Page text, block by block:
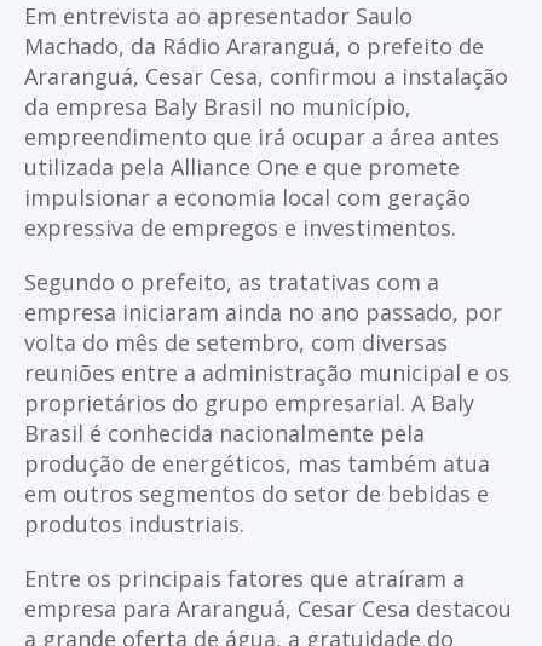
Em entrevista ao apresentador Saulo
Machado, da Rádio Araranguá, o prefeito de
Araranguá, Cesar Cesa, confirmou a instalação
da empresa Baly Brasil no município,
empreendimento que irá ocupar a área antes
utilizada pela Alliance One e que promete
impulsionar a economia local com geração
expressiva de empregos e investimentos.
Segundo o prefeito, as tratativas com a
empresa iniciaram ainda no ano passado, por
volta do mês de setembro, com diversas
reuniões entre a administração municipal e os
proprietários do grupo empresarial. A Baly
Brasil é conhecida nacionalmente pela
produção de energéticos, mas também atua
em outros segmentos do setor de bebidas e
produtos industriais.
Entre os principais fatores que atraíram a
empresa para Araranguá, Cesar Cesa destacou
a grande oferta de água, a gratuidade do